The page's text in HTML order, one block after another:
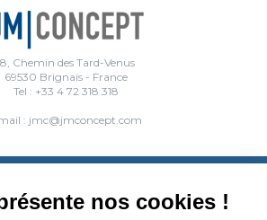
nos cookies !
Chemin des Tard-Venus
69530 Brignais - France
Tel : +33 4 72 318 318
: jmc@jmconcept.com